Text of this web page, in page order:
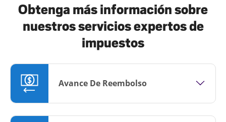
Obtenga más información sobre
nuestros servicios expertos de
impuestos
Avance De Reembolso